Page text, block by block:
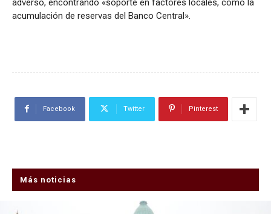
adverso, encontrando «soporte en factores locales, como la
acumulación de reservas del Banco Central».
Facebook Twitter Pinterest
Más noticias